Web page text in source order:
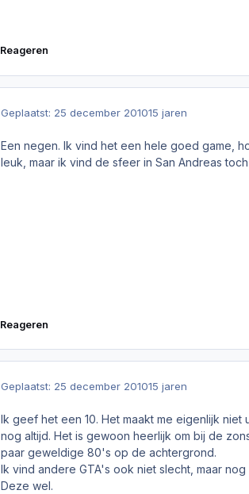
Reageren
Geplaatst: 25 december 201015 jaren
Een negen. Ik vind het een hele goed game,
leuk, maar ik vind de sfeer in San Andreas
Reageren
Geplaatst: 25 december 201015 jaren
Ik geef het een 10. Het maakt me eigenlijk
nog altijd. Het is gewoon heerlijk om bij de
paar geweldige 80's op de achtergrond.
Ik vind andere GTA's ook niet slecht, maar
Deze wel.